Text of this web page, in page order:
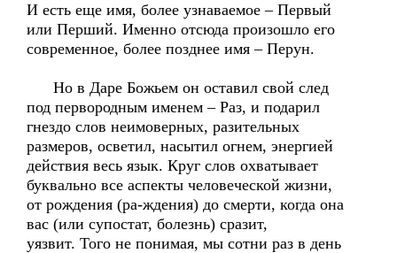
И есть еще имя, более узнаваемое – Первый
или Перший. Именно отсюда произошло его
современное, более позднее имя – Перун.
Но в Даре Божьем он оставил свой след
под первородным именем – Раз, и подарил
гнездо слов неимоверных, разительных
размеров, осветил, насытил огнем, энергией
действия весь язык. Круг слов охватывает
буквально все аспекты человеческой жизни,
от рождения (ра-ждения) до смерти, когда она
вас (или супостат, болезнь) сразит,
уязвит. Того не понимая, мы сотни раз в день